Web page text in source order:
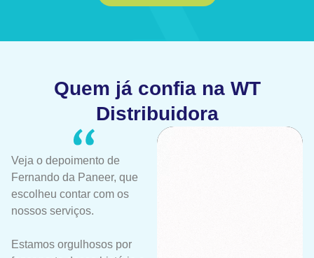
Quem já confia na WT
Distribuidora
Veja o depoimento de
Fernando da Paneer, que
escolheu contar com os
nossos serviços.
Estamos orgulhosos por